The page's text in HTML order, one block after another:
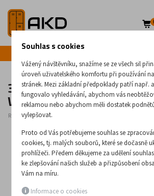
30-dveřová kovová skříň
WSS 30
Rozměry: 930 x
Souhlas s cookies
Vážený návštěvníku, snažíme se ze všech sil
úroveň uživatelského komfortu při používání
stránek. Mezi základní předpoklady patří např.
fungovalo vyhledávání, abychom vás
reklamou nebo abychom měli dostatek
vylepšovat.
Proto od Vás potřebujeme souhlas se
cookies, tj. malých souborů, které se dočasně
prohlížeči. Předem děkujeme za udělení
ke zlepšování našich služeb a přizpůsobení
Vám na míru.
Informace o cookies